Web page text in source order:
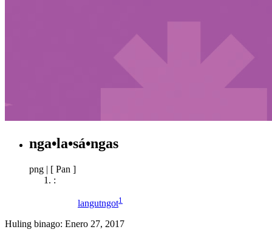
nga•la•sá•ngas
png | [ Pan ]
:
langutngot1
Huling binago: Enero 27, 2017